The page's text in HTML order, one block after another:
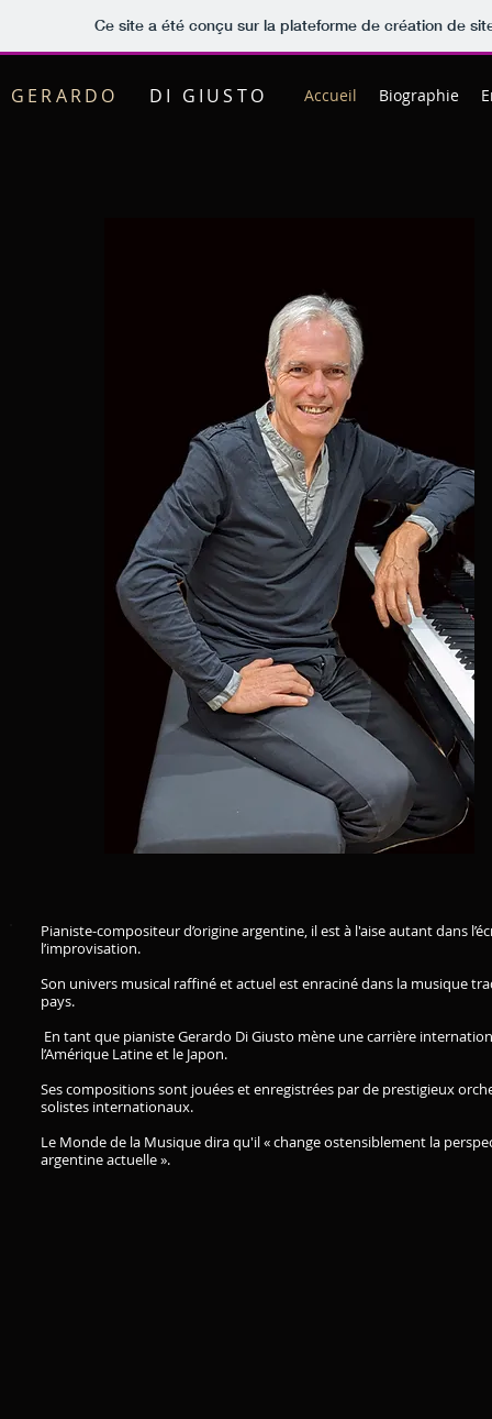
Ce site a été conçu sur la plateforme de création de
GERARDO DI GIUSTO Accueil Biographie
Pianiste-compositeur d’origine argentine, il est à l'aise autant dans
l’improvisation.
Son univers musical raffiné et actuel est enraciné dans la musique
pays.
En tant que pianiste Gerardo Di Giusto mène une carrière
l’Amérique Latine et le Japon.
Ses compositions sont jouées et enregistrées par de prestigieux
solistes internationaux.
Le Monde de la Musique dira qu'il « change ostensiblement la
argentine actuelle ».